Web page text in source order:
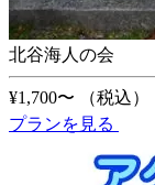
北谷海人の会
¥1,700〜
（税込）
プランを見る